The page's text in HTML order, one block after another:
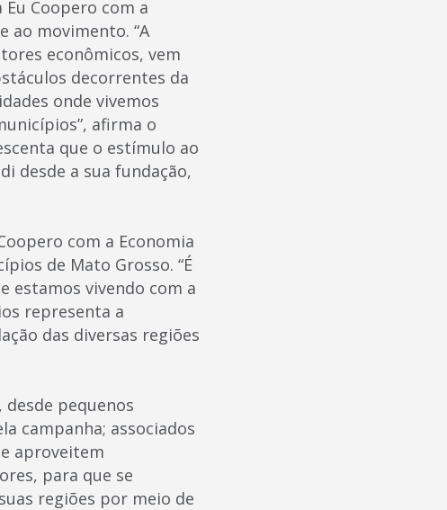
Coopero com a
ao movimento. “A
econômicos, vem
decorrentes da
onde vivemos
afirma o
que o estímulo ao
desde a sua fundação,
com a Economia
de Mato Grosso. “É
estamos vivendo com a
representa a
das diversas regiões
pequenos
campanha; associados
aproveitem
para que se
regiões por meio de